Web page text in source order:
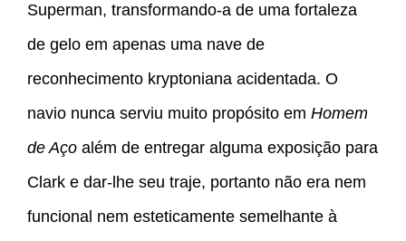
Superman, transformando-a de uma fortaleza
de gelo em apenas uma nave de
reconhecimento kryptoniana acidentada. O
navio nunca serviu muito propósito em Homem
de Aço além de entregar alguma exposição para
Clark e dar-lhe seu traje, portanto não era nem
funcional nem esteticamente semelhante à